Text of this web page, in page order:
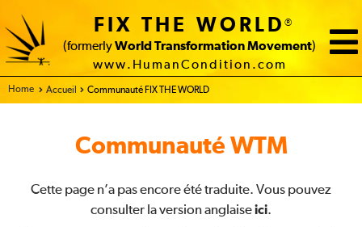
FIX THE WORLD®
(formerly World Transformation Movement)
www.HumanCondition.com
Home Accueil Communauté FIX THE WORLD
Communauté WTM
Cette page n’a pas encore été traduite. Vous pouvez
consulter la version anglaiseici.